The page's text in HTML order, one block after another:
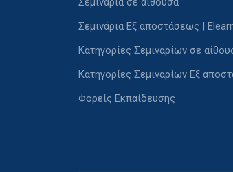
Σεμινάρια Εξ αποστάσεως |
Κατηγορίες Σεμιναρίων σε
Κατηγορίες Σεμιναρίων Εξ
Φορείς Εκπαίδευσης